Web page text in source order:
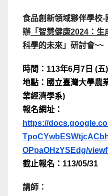
食品創新領域夥伴學校
辦 「智慧健康2024：
科學的未來 」研討會~~
時間：113年6月7日 (五)
地點：國立臺灣大學農
業經濟學系)
報名網址：
https://
OPpaOHzYSEdg/
截止報名：113/05/31
講師：